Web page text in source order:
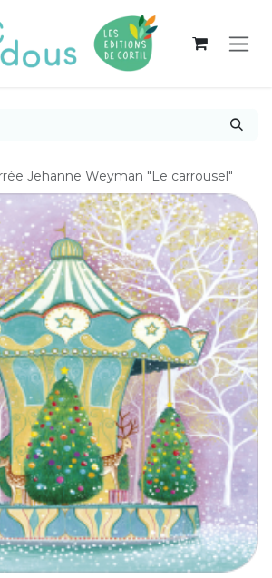
Jehanne Weyman "Le carrousel"